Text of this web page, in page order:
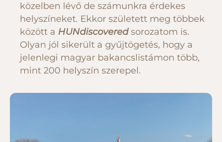
közelben lévő de számunkra érdekes
helyszíneket. Ekkor született meg többek
között a HUNdiscoveredsorozatom is.
Olyan jól sikerült a gyűjtögetés, hogy a
jelenlegi magyar bakancslistámon több,
mint 200 helyszín szerepel.